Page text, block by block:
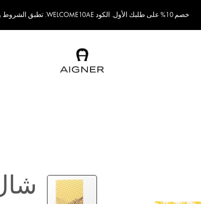
خصم 10% على طلبك الأول. الكود WELCOME10AE. تطبق الشروط والأحكام.